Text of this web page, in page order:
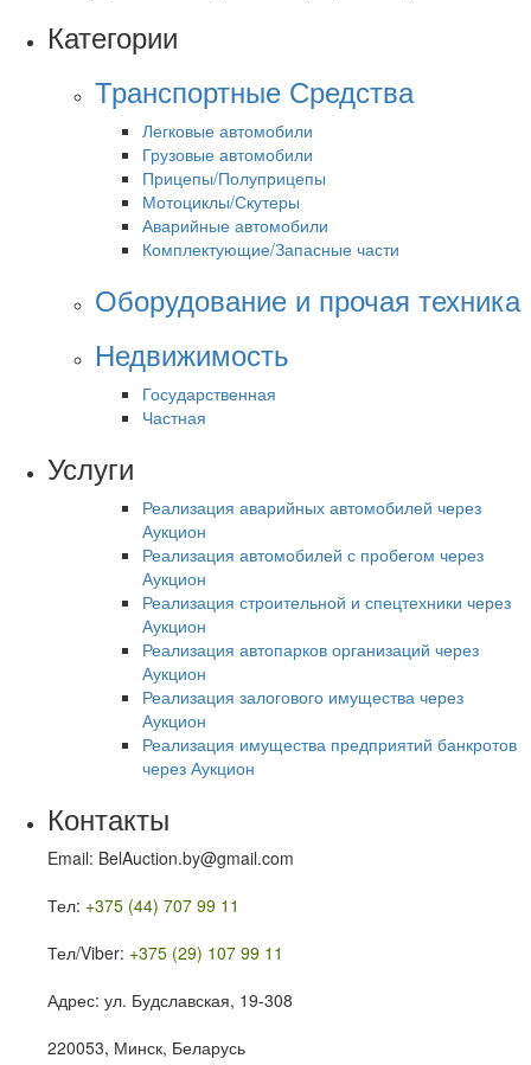
Категории
Транспортные Средства
Легковые автомобили
Грузовые автомобили
Прицепы/Полуприцепы
Мотоциклы/Скутеры
Аварийные автомобили
Комплектующие/Запасные части
Оборудование и прочая техника
Недвижимость
Государственная
Частная
Услуги
Реализация аварийных автомобилей через
Аукцион
Реализация автомобилей с пробегом через
Аукцион
Реализация строительной и спецтехники через
Аукцион
Реализация автопарков организаций через
Аукцион
Реализация залогового имущества через
Аукцион
Реализация имущества предприятий банкротов
через Аукцион
Контакты
Email: BelAuction.by@gmail.com
Тел: +375 (44) 707 99 11
Тел/Viber: +375 (29) 107 99 11
Адрес: ул. Будславская, 19-308
220053, Минск, Беларусь